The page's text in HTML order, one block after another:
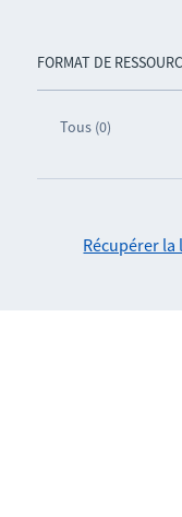
FORMAT DE
Tous (0)
Récupérer la